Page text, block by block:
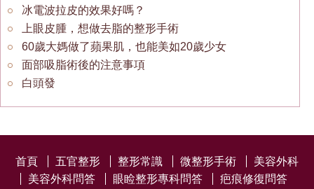
冰電波拉皮的效果好嗎？
上眼皮腫，想做去脂的整形手術
60歲大媽做了蘋果肌，也能美如20歲少女
面部吸脂術後的注意事項
白頭發
首頁 五官整形 整形常識 微整形手術
美容外科
美容外科問答
眼睑整形專科問答 疤痕修復問答